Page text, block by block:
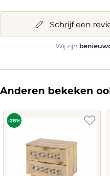
Schrijf een
Wij zijn
Anderen bekeken
-28%